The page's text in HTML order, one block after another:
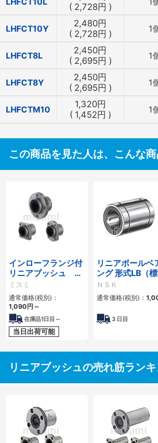
( 2,728円 )
LHFCT10Y 2,480円
( 2,728円 ) 1
LHFCT8L 2,450円
( 2,695円 ) 1
LHFCT8Y 2,450円
( 2,695円 ) 1
LHFCTM10 1,320円
( 1,452円 ) 1
この商品を見た人は、こんな
インローフランジ付
リニアブッシュ シ
ョートタイプ
ミスミ
通常価格(税別)：
1,090 円 ～
在庫品1日目～
当日出荷可能
リニアボールベ
ング 形式LB（
形）シールなし
ＮＳＫ
通常価格(税別)：
3 日目
リニアブッシュの売れ筋ラン